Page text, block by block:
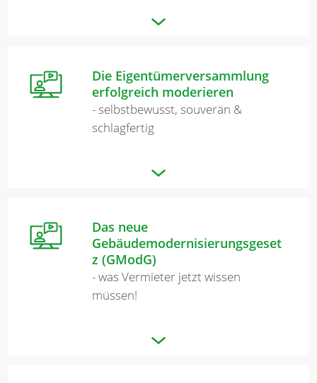
Die Eigentümerversammlung
erfolgreich moderieren
- selbstbewusst, souverän &
schlagfertig
Das neue
Gebäudemodernisierungsgeset
z (GModG)
- was Vermieter jetzt wissen
müssen!